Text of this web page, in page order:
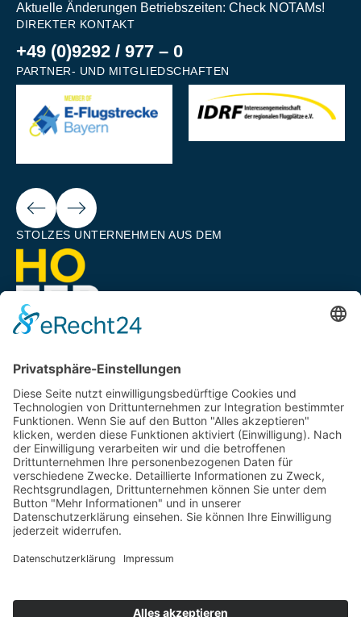
Aktuelle Änderungen Betriebszeiten: Check NOTAMs!
DIREKTER KONTAKT
+49 (0)9292 / 977 – 0
PARTNER- UND MITGLIEDSCHAFTEN
Next
STOLZES UNTERNEHMEN AUS DEM
EIN UNTERNEHMEN VON